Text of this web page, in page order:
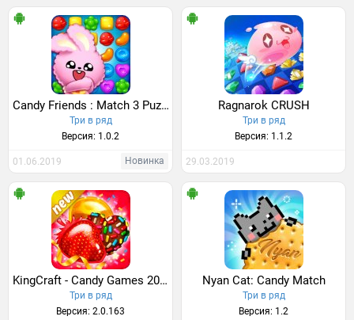
Candy Friends : Match 3 Puzzle
Три в ряд
Версия: 1.0.2
01.06.2019 Новинка
Ragnarok CRUSH
Три в ряд
Версия: 1.1.2
29.03.2019
KingCraft - Candy Games 2019
Три в ряд
Версия: 2.0.163
Nyan Cat: Candy Match
Три в ряд
Версия: 1.2